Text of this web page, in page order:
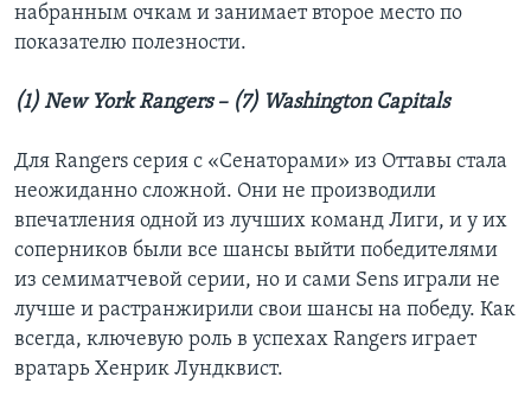
набранным очкам и занимает второе место по
показателю полезности.
(1) New York Rangers – (7) Washington Capitals
Для Rangers серия с «Сенаторами» из Оттавы стала
неожиданно сложной. Они не производили
впечатления одной из лучших команд Лиги, и у их
соперников были все шансы выйти победителями
из семиматчевой серии, но и сами Sens играли не
лучше и растранжирили свои шансы на победу. Как
всегда, ключевую роль в успехах Rangers играет
вратарь Хенрик Лундквист.